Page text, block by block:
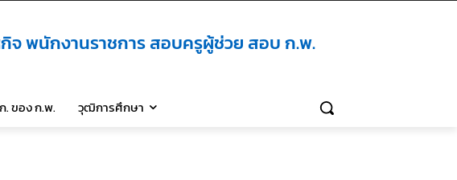
จ พนักงานราชการ สอบครูผู้ช่วย สอบ ก.พ.
. ของ ก.พ. วุฒิการศึกษา